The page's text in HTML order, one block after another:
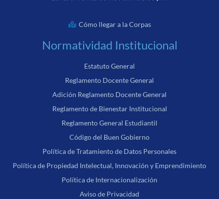
Cómo llegar a la Corpas
Normatividad Institucional
Estatuto General
Reglamento Docente General
Adición Reglamento Docente General
Reglamento de Bienestar Institucional
Reglamento General Estudiantil
Código del Buen Gobierno
Política de Tratamiento de Datos Personales
Política de Propiedad Intelectual, Innovación y Emprendimiento
Política de Internacionalización
Aviso de Privacidad